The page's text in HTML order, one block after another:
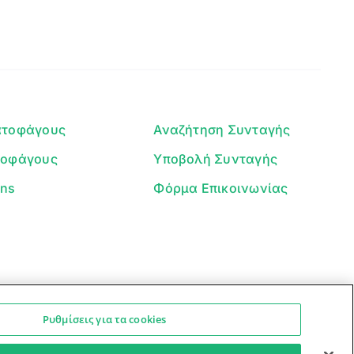
Αναζήτηση Συνταγής
Υποβολή Συνταγής
Φόρμα Επικοινωνίας
Ο βοηθός μπορεί να κάνει λάθη — ελέγξτε τις συνταγές.
Ρυθμίσεις για τα cookies